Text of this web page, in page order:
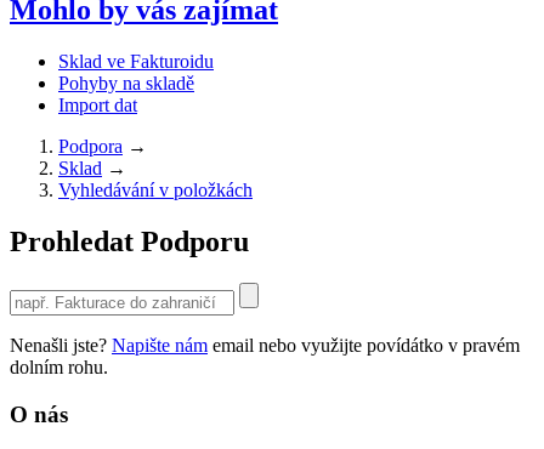
Mohlo by vás zajímat
Sklad ve Fakturoidu
Pohyby na skladě
Import dat
Podpora →
Sklad →
Vyhledávání v položkách
Prohledat Podporu
Use
the
and
Nenašli jste? Napište nám email nebo využijte povídátko v pravém
dolním rohu.
O nás